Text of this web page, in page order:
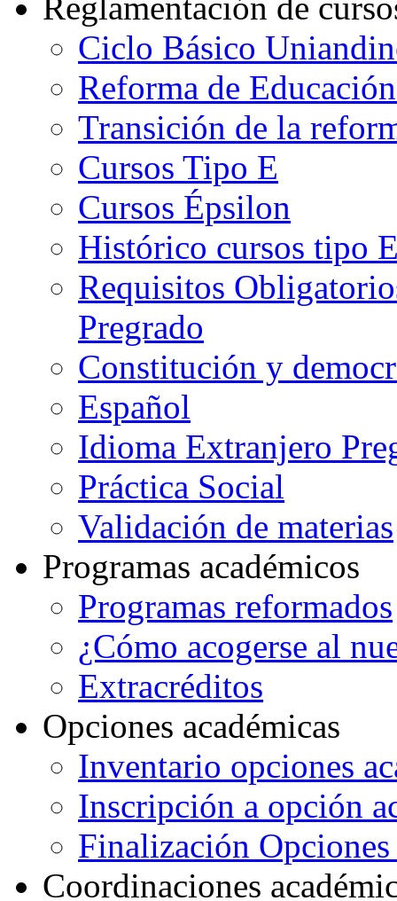
Reglamentación de
Ciclo Básico
Reforma de
Transición de la
Cursos Tipo E
Cursos Épsilon
Histórico cursos tipo
Requisitos
Pregrado
Constitución y
Español
Idioma Extranjero
Práctica Social
Validación de materias
Programas académicos
Programas reformados
¿Cómo acogerse al
Extracréditos
Opciones académicas
Inventario opciones
Inscripción a opción
Finalización Opciones
Coordinaciones